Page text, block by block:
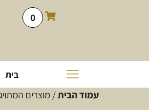
0
בית
עמוד הבית/ מוצרים